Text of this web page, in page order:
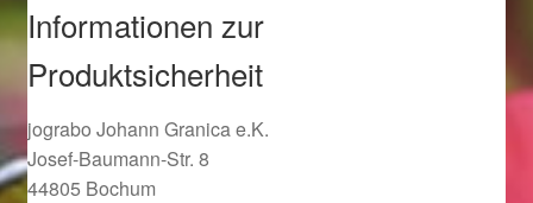
Shop
Startseite
Startseite
Informationen zur
Produktsicherheit
jograbo Johann Granica e.K.
Josef-Baumann-Str. 8
44805 Bochum